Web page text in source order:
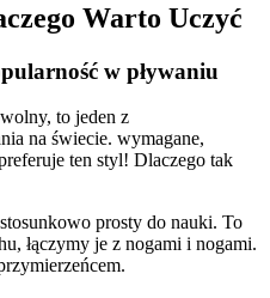
Warto Uczyć
w pływaniu
to jeden z
na świecie. wymagane,
ten styl! Dlaczego tak
prosty do nauki. To
łączymy je z nogami i nogami.